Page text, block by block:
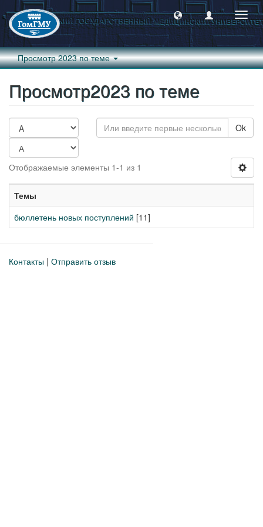
Просмотр 2023 по теме
Просмотр2023 по теме
Ok
Отображаемые элементы 1-1 из 1
Темы
бюллетень новых поступлений [11]
Контакты | Отправить отзыв